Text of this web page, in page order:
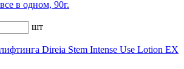
в одном, 90г.
шт
Direia Stem Intense Use Lotion EX